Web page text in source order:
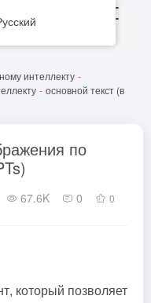
интеллекту -
- основной текст (в
по
67.6K 0 0
который позволяет